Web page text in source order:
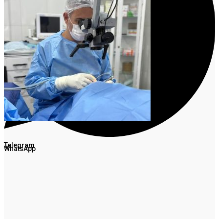
Facebook
Twitter
WhatsApp
Telegram